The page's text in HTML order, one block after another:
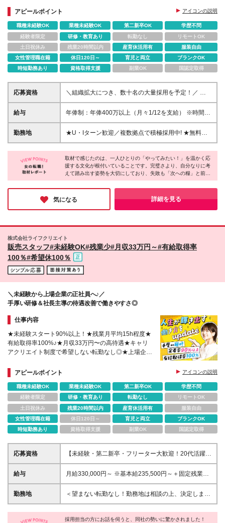
アピールポイント アイコンの説明
職種未経験OK 業種未経験OK 第二新卒OK
学歴不問
経験者限定
研修・教育あり 転勤なし
リモートOK
土日祝休み
残業20時間以内 産育休活用有
服装自由
女性管理職在籍
休日120日～ 育児と両立
ブランクOK
時短勤務あり
資格取得支援 副業OK 国認定取得
応募資格
＼組織拡大につき、数十名の大量採用を予定！／ ◆
業界・職種未経験OK ◆学歴不問 ＼こんな方にオスス
メ／ ★安定した環境で、正社員として長く活躍した
方 ★年代の異なるメンバーと落ち着いた職場で働き
たい方 ★仕事とプライベートのバランスを大切にし
善に取り組んできた方 ＼選考のポイント／ 「書類整
理」「レイアウト工夫」「管理方法の見直し」など、
Amazonでは日々の小さな改善の積み重ねを高く評価
と働きやすい制度のもと、あなたの新たな挑戦をサポ
ートします。
給与
年俸制：年俸400万以上（月々1/12を支給） ※時間外
手当、深夜勤務手当は勤務時間に応じて、別途全額支
給 ※経験・能力の考慮あり ※試用期間3ヵ月（期間中
勤務地
★U・Iターン歓迎／複数拠点で積極採用中! ★無料シ
ャトルバス利用OK！（一部拠点のみ／詳細はお問い
合わせください） 【勤務地は下記からご希望を伺
い、配属先を決定します】 ◆東京：青梅 ◆神奈川：
小田原／川崎／相模原 ◆埼玉：久喜／上尾／川島／
川口／狭山日高／坂戸 ◆千葉：流山／市川／千葉み
なと ◆岐阜：多治見 ◆大阪：堺／茨木／藤井寺／大
東 ◆京都：京田辺 ◆兵庫：尼崎 ◆佐賀：鳥栖 など
ン予定！】 ※入社時期によっては、新拠点オープンま
で他拠点で研修を行う場合があります (変更の範囲)上
記を除く当社関連勤務地
取材で感じたのは、一人ひとりの「やってみたい！」を温かく応
援する文化が根付いていることです。完璧さより、自分なりに考
えて踏み出す姿勢を大切にしており、失敗も「次への糧」と前向
きに捉える社風なので安心して挑戦できます。また、定期的な面
談では周りが「自分の強み」を再発見してくれるため、着実な成
長を実感できる環境。自分らしさを活かしながら仲間と楽しくス
テップアップしたい方にぴったりの環境です！
気になる 詳細を見る
株式会社ライフクリエイト
販売スタッフ#未経験OK#残業少#月収33万円～#有給取得率
100％#希望休100％
＼未経験から上場企業の正社員へ♪／
手厚い研修＆社長主導の待遇改善で働きやすさ◎
仕事内容
★未経験スタート90%以上！★残業月平均15h程度★
有給取得率100%♪★月収33万円〜の高待遇★キャリ
アクリエイト制度で希望しない転勤なし◎★上場企業
【19時】へ短縮
アピールポイント アイコンの説明
職種未経験OK 業種未経験OK 第二新卒OK
学歴不問
経験者限定
研修・教育あり 転勤なし
リモートOK
土日祝休み
残業20時間以内 産育休活用有
服装自由
女性管理職在籍
休日120日～ 育児と両立
ブランクOK
時短勤務あり
資格取得支援 副業OK 国認定取得
応募資格
【未経験・第二新卒・フリーター大歓迎！20代活躍中
♪】 ●普通自動車免許をお持ちの方（AT限定可） ●接
客や営業など、人と接するお仕事の経験をお持ちの方
不問です◎ ＼こんな方にピッタリです！／ ★不規則
な生活から抜け出して安定したい方 ★人を喜ばせる
★プライベートも大切にしたい方
給与
月給330,000円～ ※基本給235,500円～＋固定残業代
(45h分/77,000円～)＋一律手当17,500円～を含む ※超
過分は別途支給（実際の平均残業は月15h程度で
～）を含み、超過分は全額支給いたします。 ∟その
勤務地
＜望まない転勤なし！勤務地は相談の上、決定します
＞ ・小倉南店 福岡県北九州市小倉南区葛原東1-1-28
・戸畑店 福岡県北九州市戸畑区一枝4-12-31 ・八幡西
店 福岡県北九州市八幡西区御開3-31-27 ・小倉北店
採用担当の方にお話を伺うと、同社の勢いに驚かされました！